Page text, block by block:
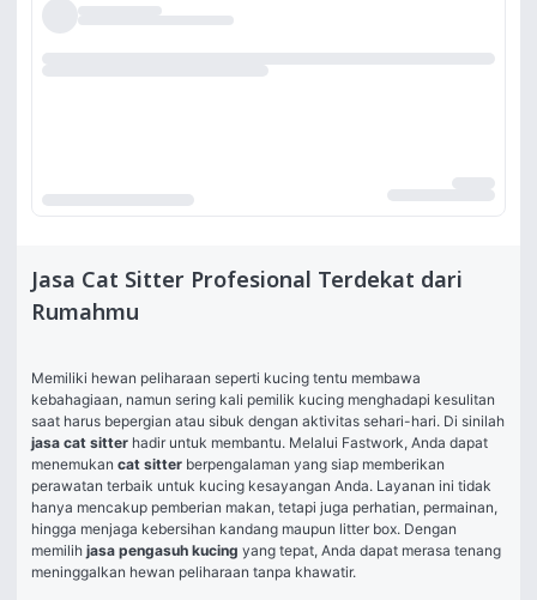
Jasa Cat Sitter Profesional Terdekat dari
Rumahmu
Memiliki hewan peliharaan seperti kucing tentu membawa
kebahagiaan, namun sering kali pemilik kucing menghadapi kesulitan
jasa cat sitter hadir untuk membantu. Melalui Fastwork, Anda dapat
menemukan cat sitter berpengalaman yang siap memberikan
perawatan terbaik untuk kucing kesayangan Anda. Layanan ini tidak
hanya mencakup pemberian makan, tetapi juga perhatian, permainan,
hingga menjaga kebersihan kandang maupun litter box. Dengan
memilih jasa pengasuh kucing yang tepat, Anda dapat merasa tenang
meninggalkan hewan peliharaan tanpa khawatir.